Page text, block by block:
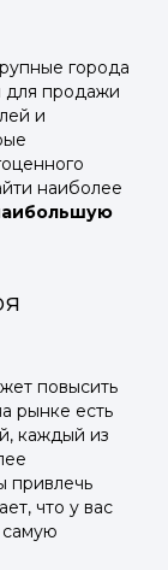
города
для продажи
и
наиболее
повысить
рынке есть
каждый из
привлечь
что у вас